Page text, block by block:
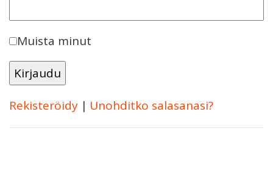
Muista minut
Rekisteröidy | Unohditko salasanasi?